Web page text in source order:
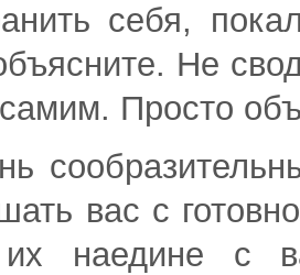
себя,
Не
Просто
вас с
их наедине с